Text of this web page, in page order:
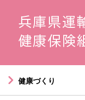
健康づくり